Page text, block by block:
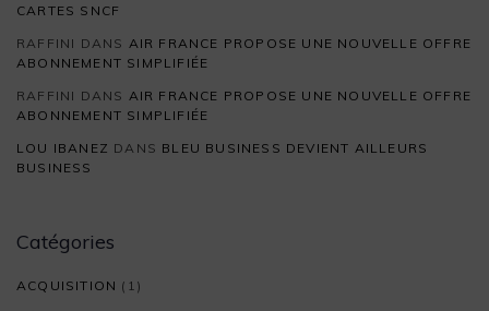
CARTES SNCF
RAFFINI DANS AIR FRANCE PROPOSE UNE NOUVELLE OFFRE
ABONNEMENT SIMPLIFIÉE
RAFFINI DANS AIR FRANCE PROPOSE UNE NOUVELLE OFFRE
ABONNEMENT SIMPLIFIÉE
LOU IBANEZ DANS BLEU BUSINESS DEVIENT AILLEURS
BUSINESS
Catégories
ACQUISITION (1)